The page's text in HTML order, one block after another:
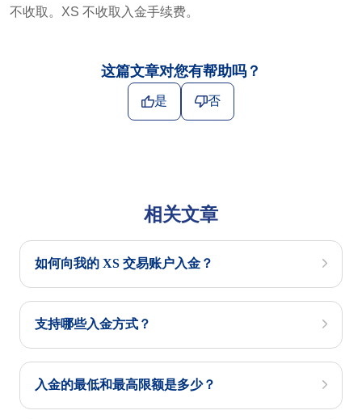
不收取。XS 不收取入金手续费。
这篇文章对您有帮助吗？
是 否
相关文章
如何向我的 XS 交易账户入金？
支持哪些入金方式？
入金的最低和最高限额是多少？